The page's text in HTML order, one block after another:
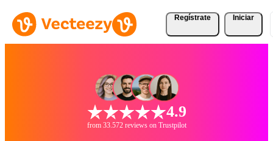
Regístrate Iniciar
4.9
from 33.572 reviews on Trustpilot